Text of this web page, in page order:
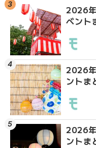
2026
ベント
2026
ント
2026
ント